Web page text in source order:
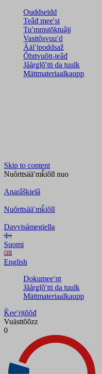
Ouddseidd
Teâđ meeʹst
Tuʹmmstõktuâjj
Vasttõsvuuʹd
Ääiʹjpoddsaž
Õhttvuõtt-teâđ
Jåårǥlõʹtti da tuulk
Mättmateriaalkaupp
Skip to content
Nuõrttsääʹmǩiõll nuo
Anarâškielâ
Nuõrttsääʹmǩiõll
Davvisámegiella
Suomi
English
Dokumeeʹnt
Jåårǥlõʹtti da tuulk
Mättmateriaalkaupp
Ǩeeʹrjtõõđ
Vuästtõõzz
0